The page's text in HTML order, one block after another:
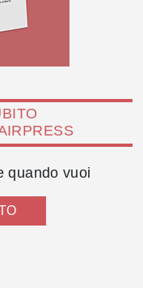
quando vuoi